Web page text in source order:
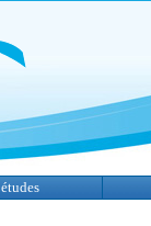
études